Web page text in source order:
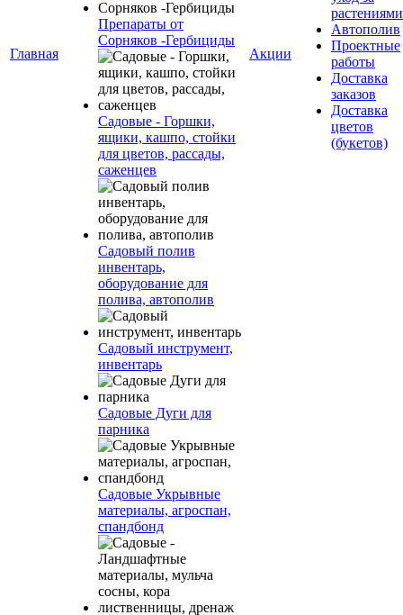
Главная
Препараты от
Сорняков -Гербициды
Садовые - Горшки,
ящики, кашпо, стойки
для цветов, рассады,
саженцев
Садовый полив
инвентарь,
оборудование для
полива, автополив
Садовый инструмент,
инвентарь
Садовые Дуги для
парника
Садовые Укрывные
материалы, агроспан,
спандбонд
Акции
растениями
Автополив
Проектные
работы
Доставка
заказов
Доставка
цветов
(букетов)